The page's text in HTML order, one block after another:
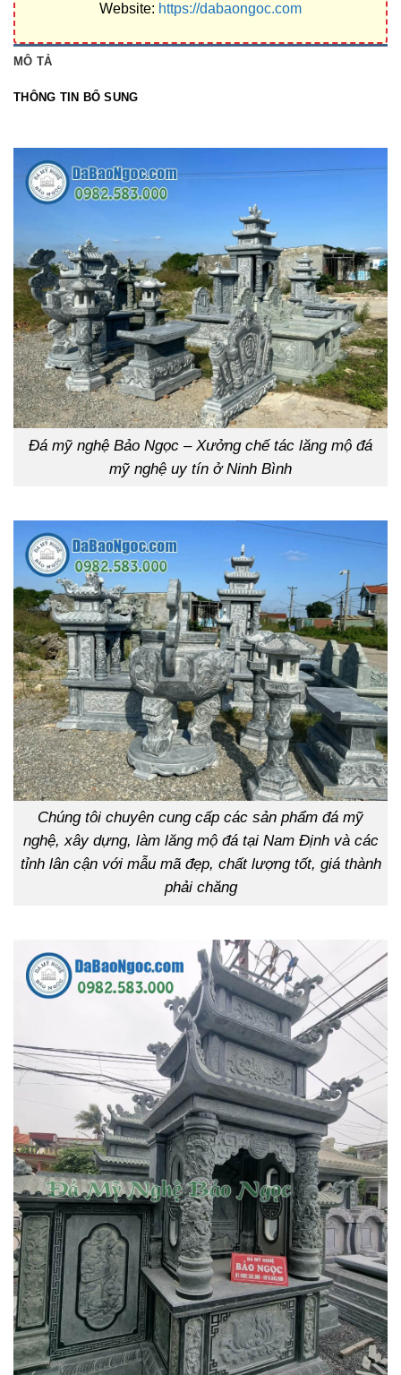
Website: https://dabaongoc.com
MÔ TẢ
THÔNG TIN BỔ SUNG
Đá mỹ nghệ Bảo Ngọc – Xưởng chế tác lăng mộ đá
mỹ nghệ uy tín ở Ninh Bình
Chúng tôi chuyên cung cấp các sản phẩm đá mỹ
nghệ, xây dựng, làm lăng mộ đá tại Nam Định và các
tỉnh lân cận với mẫu mã đẹp, chất lượng tốt, giá thành
phải chăng